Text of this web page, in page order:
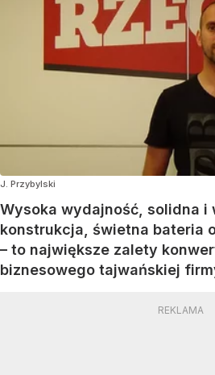
J. Przybylski
Wysoka wydajność, solidna i
konstrukcja, świetna bateria
– to największe zalety
biznesowego tajwańskiej